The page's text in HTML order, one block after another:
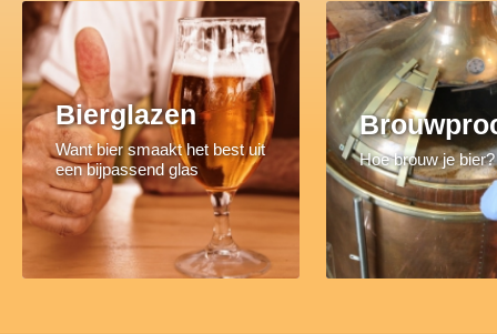
Bierglazen
Want bier smaakt het best uit
een bijpassend glas
Hoe brouw je bier?